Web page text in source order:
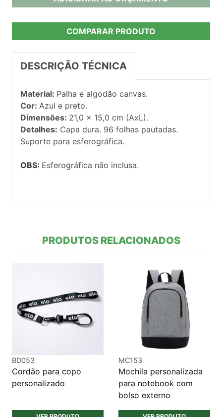
COMPARAR PRODUTO
DESCRIÇÃO TÉCNICA
Material: Palha e algodão canvas.
Cor: Azul e preto.
Dimensões: 21,0 x 15,0 cm (AxL).
Detalhes: Capa dura. 96 folhas pautadas.
Suporte para esferográfica.
OBS: Esferográfica não inclusa.
PRODUTOS RELACIONADOS
BD053
Cordão para copo
personalizado
MC153
Mochila personalizada
para notebook com
bolso externo